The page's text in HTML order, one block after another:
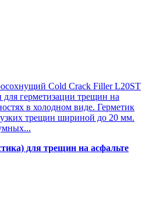
Cold Crack Filler L20SТ
герметизации трещин на
в холодном виде. Герметик
узких трещин шириной до 20 мм.
для трещин на асфальте